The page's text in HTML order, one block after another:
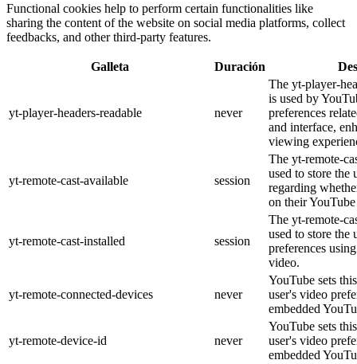
Functional cookies help to perform certain functionalities like
sharing the content of the website on social media platforms, collect
feedbacks, and other third-party features.
Galleta Duración
yt-player-headers-readable never
The yt-player-
is used by
preferences
and interface,
viewing
yt-remote-cast-available session
The yt-remote-
used to store the
regarding
on their
yt-remote-cast-installed session
The yt-remote-
used to store the
preferences
video.
yt-remote-connected-devices never
YouTube sets
user's video
embedded
yt-remote-device-id never
YouTube sets
user's video
embedded